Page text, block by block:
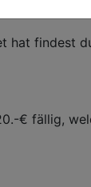
findest
€ fällig,